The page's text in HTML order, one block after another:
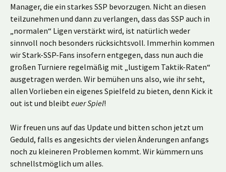
Manager, die ein starkes SSP bevorzugen. Nicht an diesen
teilzunehmen und dann zu verlangen, dass das SSP auch in
„normalen“ Ligen verstärkt wird, ist natürlich weder
sinnvoll noch besonders rücksichtsvoll. Immerhin kommen
wir Stark-SSP-Fans insofern entgegen, dass nun auch die
großen Turniere regelmäßig mit „lustigem Taktik-Raten“
ausgetragen werden. Wir bemühen uns also, wie ihr seht,
allen Vorlieben ein eigenes Spielfeld zu bieten, denn Kick it
out ist und bleibteuer Spiel!
Wir freuen uns auf das Update und bitten schon jetzt um
Geduld, falls es angesichts der vielen Änderungen anfangs
noch zu kleineren Problemen kommt. Wir kümmern uns
schnellstmöglich um alles.